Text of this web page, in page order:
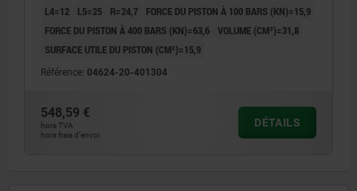
L4=12
L5=25 R=24,7
FORCE DU PISTON À 100 BARS (KN)=15,9
FORCE DU PISTON À 400 BARS (KN)=63,6 VOLUME (CM³)=31,8
SURFACE UTILE DU PISTON (CM²)=15,9
Référence: 04624-20-401304
548,59 €
hors TVA
hors frais d’envoi
DÉTAILS